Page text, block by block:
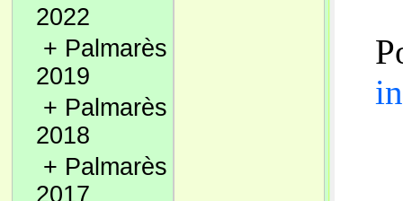
2022
+ Palmarès
2019
+ Palmarès
2018
+ Palmarès
2017